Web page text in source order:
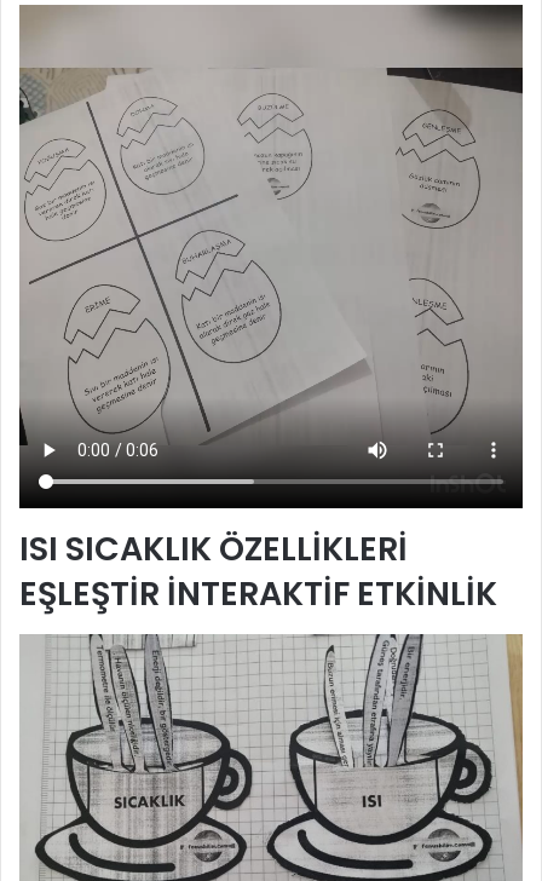
ISI SICAKLIK ÖZELLİKLERİ
EŞLEŞTİR İNTERAKTİF ETKİNLİK